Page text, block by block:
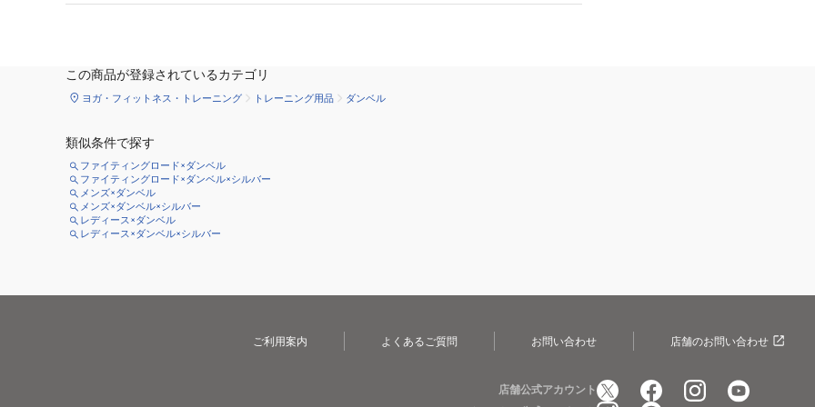
この商品が登録されているカテゴリ
ヨガ・フィットネス・トレーニング トレーニング用品 ダンベル
類似条件で探す
ファイティングロード×ダンベル
ファイティングロード×ダンベル×シルバー
メンズ×ダンベル
メンズ×ダンベル×シルバー
レディース×ダンベル
レディース×ダンベル×シルバー
ご利用案内 よくあるご質問 お問い合わせ 店舗のお問い合わせ
店舗公式アカウント